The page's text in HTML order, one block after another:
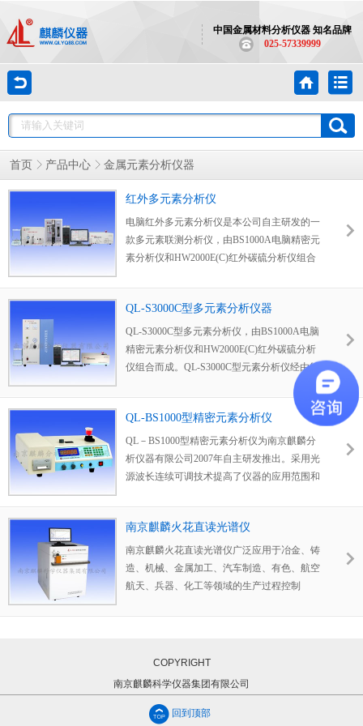
中国金属材料分析仪器 知名品牌
025-57339999
首页 产品中心 金属元素分析仪器
红外多元素分析仪
电脑红外多元素分析仪是本公司自主研发的一
款多元素联测分析仪，由BS1000A电脑精密元
素分析仪和HW2000E(C)红外碳硫分析仪组合
QL-S3000C型多元素分析仪器
QL-S3000C型多元素分析仪，由BS1000A电脑
精密元素分析仪和HW2000E(C)红外碳硫分析
仪组合而成。QL-S3000C型元素分析仪经由红
QL-BS1000型精密元素分析仪
QL－BS1000型精密元素分析仪为南京麒麟分
析仪器有限公司2007年自主研发推出。采用光
源波长连续可调技术提高了仪器的应用范围和
黑色和有色金属及其合金等各种材料中的硅、
锰、磷、镍、铬、铜等多种元素的含量分析，
可以满足铸造、冶金、机械、化工等行业在炉
前、成品、来料化验等方面对各种材料多元素
南京麒麟火花直读光谱仪
南京麒麟火花直读光谱仪广泛应用于冶金、铸
造、机械、金属加工、汽车制造、有色、航空
航天、兵器、化工等领域的生产过程控制
COPYRIGHT
南京麒麟科学仪器集团有限公司
回到顶部